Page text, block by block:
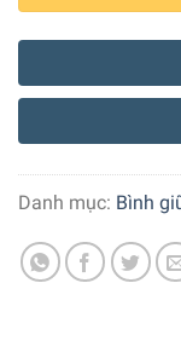
Danh mục: Bình